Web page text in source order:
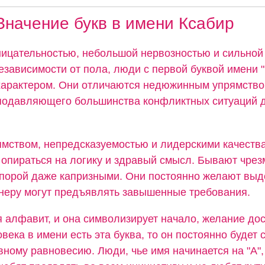
букв в имени Ксабир
небольшой нервозностью и сильной
от пола, люди с первой буквой имени
Они отличаются недюжинным
большинства конфликтных ситуаций
непредсказуемостью и лидерскими
на логику и здравый смысл. Бывают
даже капризными. Они постоянно желают
могут предъявлять завышенные требования.
алфавит, и она символизирует начало, желание
в имени есть эта буква, то он постоянно будет
равновесию. Люди, чье имя начинается на "А",